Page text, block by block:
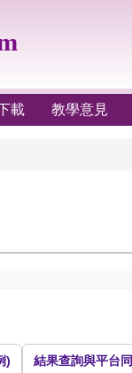
載 教學意見
) 結果查詢與平台